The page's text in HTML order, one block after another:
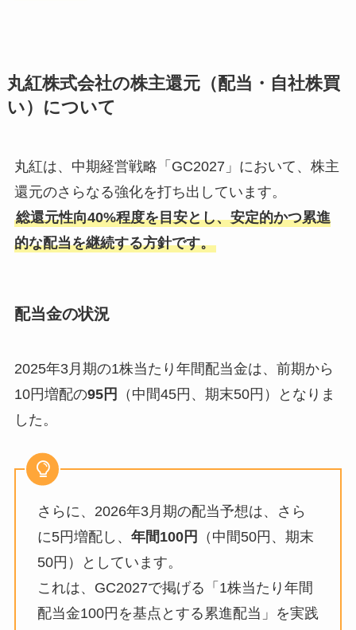
丸紅株式会社の株主還元（配当・自社株買
い）について
丸紅は、中期経営戦略「GC2027」において、株主
還元のさらなる強化を打ち出しています。
総還元性向40%程度を目安とし、安定的かつ累進
的な配当を継続する方針です。
配当金の状況
2025年3月期の1株当たり年間配当金は、前期から
10円増配の95円
（中間45円、期末50円）となりま
した。
さらに、2026年3月期の配当予想は、さら
に5円増配し、 年間100円
（中間50円、期末
50円）としています。
これは、GC2027で掲げる「1株当たり年間
配当金100円を基点とする累進配当」を実践